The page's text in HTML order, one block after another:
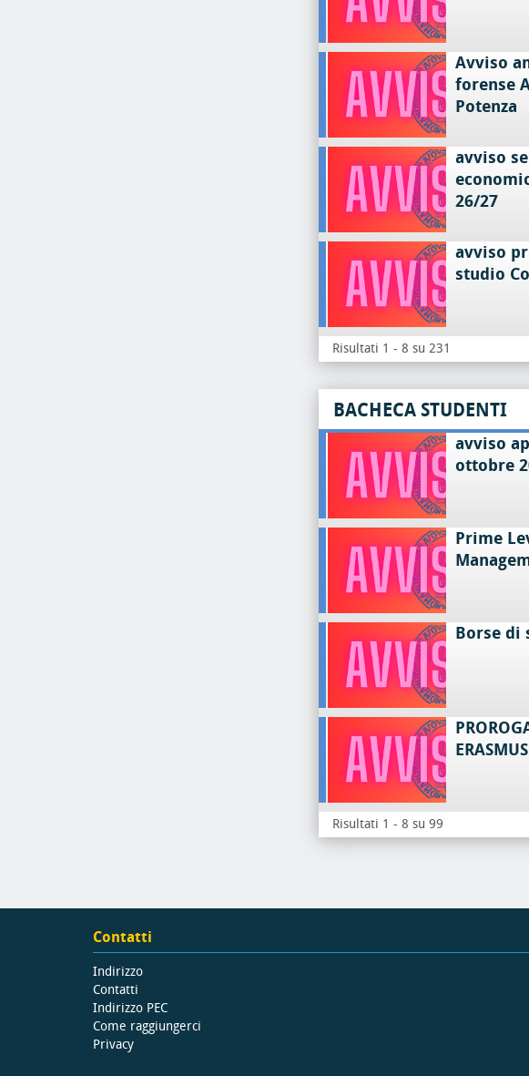
Avviso
forense
Potenza
avviso
26/27
avviso
studio
Risultati 1 - 8 su 231
BACHECA STUDENTI
avviso
ottobre
Prime
Borse di
Risultati 1 - 8 su 99
Contatti
Indirizzo
Contatti
Indirizzo PEC
Come raggiungerci
Privacy